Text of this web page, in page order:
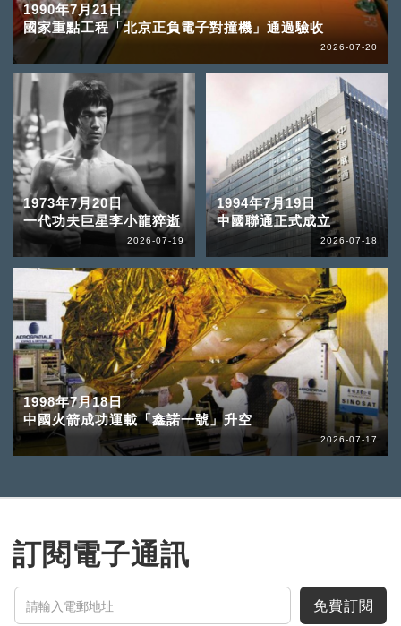
1990年7月21日
國家重點工程「北京正負電子對撞機」通過驗收
2026-07-20
1973年7月20日
一代功夫巨星李小龍猝逝
2026-07-19
1994年7月19日
中國聯通正式成立
2026-07-18
1998年7月18日
中國火箭成功運載「鑫諾一號」升空
2026-07-17
訂閱電子通訊
免費訂閱